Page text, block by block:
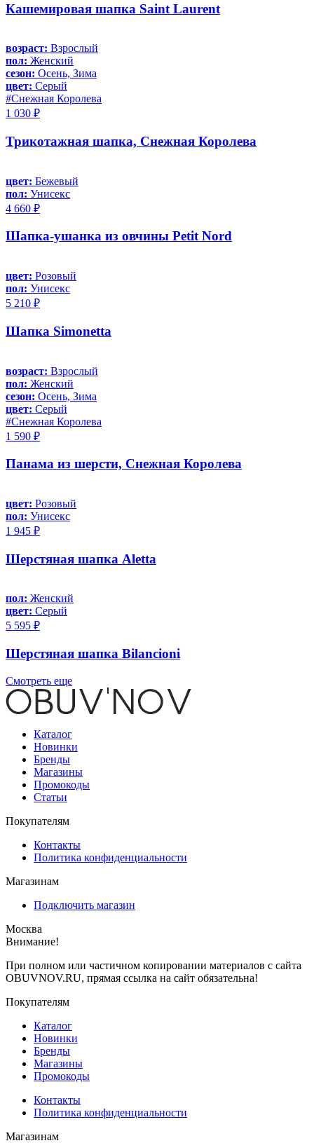
Кашемировая шапка Saint Laurent
возраст: Взрослый
пол: Женский
сезон: Осень, Зима
цвет: Серый
#Снежная Королева
1 030 ₽
Трикотажная шапка, Снежная Королева
цвет: Бежевый
пол: Унисекс
4 660 ₽
Шапка-ушанка из овчины Petit Nord
цвет: Розовый
пол: Унисекс
5 210 ₽
Шапка Simonetta
возраст: Взрослый
пол: Женский
сезон: Осень, Зима
цвет: Серый
#Снежная Королева
1 590 ₽
Панама из шерсти, Снежная Королева
цвет: Розовый
пол: Унисекс
1 945 ₽
Шерстяная шапка Aletta
пол: Женский
цвет: Серый
5 595 ₽
Шерстяная шапка Bilancioni
Смотреть еще
Каталог
Новинки
Бренды
Магазины
Промокоды
Статьи
Покупателям
Контакты
Политика конфиденциальности
Магазинам
Подключить магазин
Москва
Внимание!
При полном или частичном копировании материалов с сайта
OBUVNOV.RU, прямая ссылка на сайт обязательна!
Покупателям
Каталог
Новинки
Бренды
Магазины
Промокоды
Контакты
Политика конфиденциальности
Магазинам